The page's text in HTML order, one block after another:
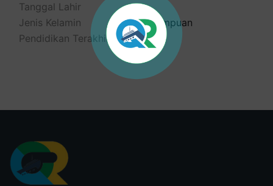
Tanggal Lahir
Jenis Kelamin
Perempuan
Pendidikan Terakhir